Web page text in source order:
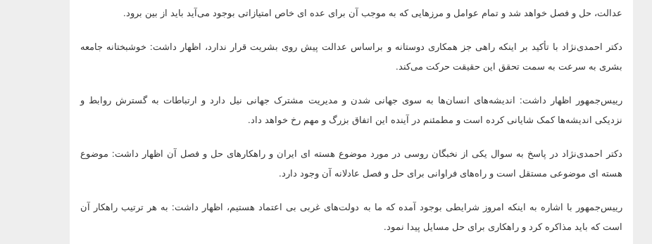
عدالت، حل و فصل خواهد شد و تمام عوامل و مرزهایی که به موجب آن برای عده ای خاص امتیازاتی بوجود می‌آید باید از بین برود.
دکتر احمدی‌نژاد با تأکید بر اینکه راهی جز همکاری دوستانه و براساس عدالت پیش روی بشریت قرار ندارد، اظهار داشت: خوشبختانه جامعه
بشری به سرعت به سمت تحقق این حقیقت حرکت می‌کند.
رییس‌جمهور اظهار داشت: اندیشه‌های انسان‌ها به سوی جهانی شدن و مدیریت مشترک جهانی نیل دارد و ارتباطات به گسترش روابط و
نزدیکی اندیشه‌ها کمک شایانی کرده است و مطمئنم در آینده این اتفاق بزرگ و مهم رخ خواهد داد.
دکتر احمدی‌نژاد در پاسخ به سوال یکی از نخبگان روسی در مورد موضوع هسته ای ایران و راهکارهای حل و فصل آن اظهار داشت: موضوع
هسته ای موضوعی مستقل است و راه‌های فراوانی برای حل و فصل عادلانه آن وجود دارد.
رییس‌جمهور با اشاره به اینکه امروز شرایطی بوجود آمده که ما به دولت‌های غربی بی اعتماد هستیم، اظهار داشت: به هر ترتیب راهکار آن
است که باید مذاکره کرد و راهکاری برای حل مسایل پیدا نمود.